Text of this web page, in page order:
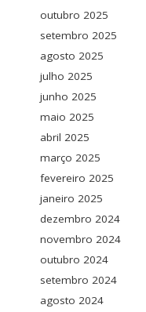
outubro 2025
setembro 2025
agosto 2025
julho 2025
junho 2025
maio 2025
abril 2025
março 2025
fevereiro 2025
janeiro 2025
dezembro 2024
novembro 2024
outubro 2024
setembro 2024
agosto 2024